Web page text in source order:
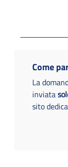
Come
La
inviata
sito